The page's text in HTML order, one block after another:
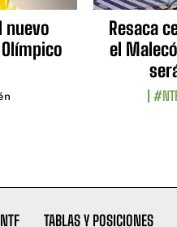
nuevo
Resaca
el
NTF TABLAS Y POSICIONES